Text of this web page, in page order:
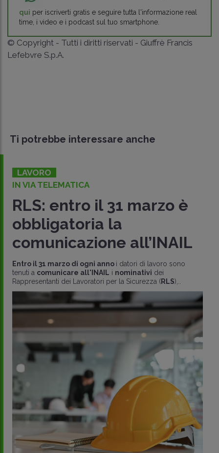
qui per iscriverti gratis e seguire tutta l'informazione real
time, i video e i podcast sul tuo smartphone.
© Copyright - Tutti i diritti riservati - Giuffrè Francis
Lefebvre S.p.A.
Ti potrebbe interessare anche
LAVORO
IN VIA TELEMATICA
RLS: entro il 31 marzo è
obbligatoria la
comunicazione all’INAIL
Entro il 31 marzo di ogni anno i datori di lavoro sono
tenuti a comunicare all'INAIL i nominativi dei
Rappresentanti dei Lavoratori per la Sicurezza (RLS),..